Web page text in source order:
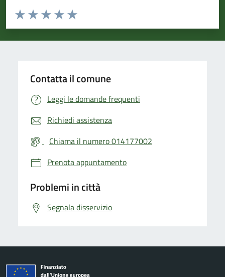
Valuta da 1 a 5 stelle la pagina
Valuta 5 stelle su 5
Valuta 4 stelle su 5
Valuta 3 stelle su 5
Valuta 2 stelle su 5
Valuta 1 stelle su 5
Contatta il comune
Leggi le domande frequenti
Richiedi assistenza
Chiama il numero 014177002
Prenota appuntamento
Problemi in città
Segnala disservizio